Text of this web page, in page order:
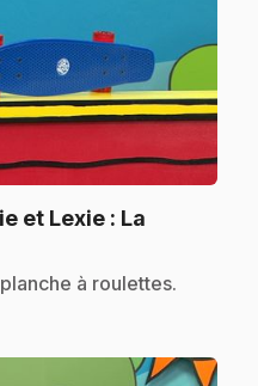
et Lexie : La
à roulettes.